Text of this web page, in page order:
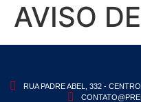
AVISO
RUA PADRE ABEL, 332 -